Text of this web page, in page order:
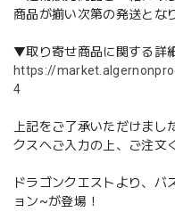
商品が揃い次第の発送とな
▼取り寄せ商品に関する詳
https://
4
上記をご了承いただけまし
クスへご入力の上、ご注文
ドラゴンクエストより、バ
ョン~が登場！